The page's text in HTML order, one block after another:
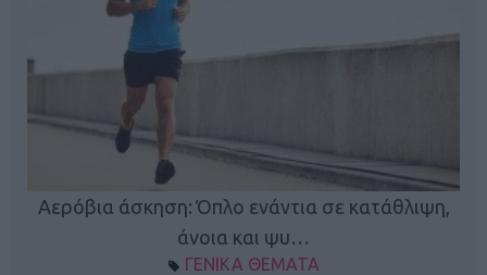
Αερόβια άσκηση: Όπλο ενάντια σε κατάθλιψη,
άνοια και ψυ…
ΓΕΝΙΚΑ ΘΕΜΑΤΑ